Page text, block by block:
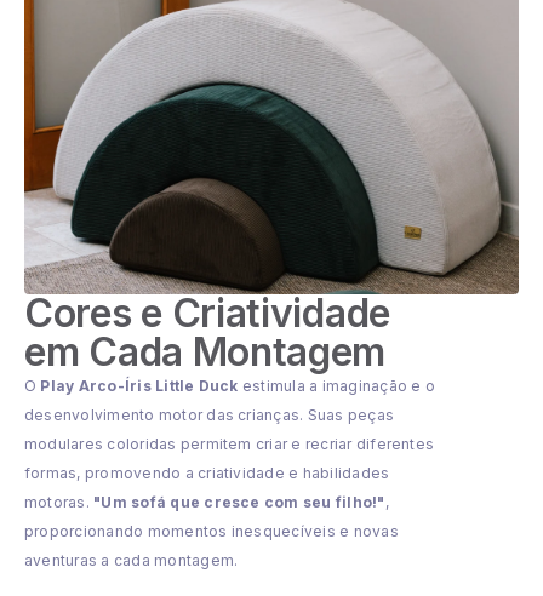
Cores e Criatividade
em Cada Montagem
O Play Arco-Íris Little Duck estimula a imaginação e o
desenvolvimento motor das crianças. Suas peças
modulares coloridas permitem criar e recriar diferentes
formas, promovendo a criatividade e habilidades
motoras. "Um sofá que cresce com seu filho!" ,
proporcionando momentos inesquecíveis e novas
aventuras a cada montagem.